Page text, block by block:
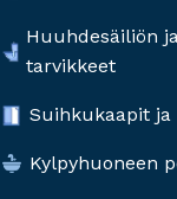
Huuhdesäiliön
tarvikkeet
Suihkukaapit
Kylpyhuoneen